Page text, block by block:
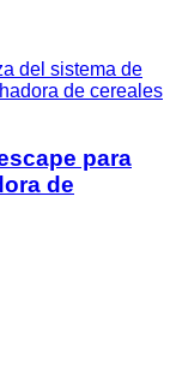
del sistema de
de cereales
para
de